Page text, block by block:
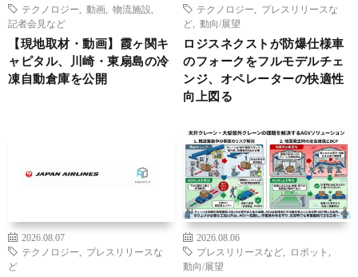
テクノロジー
動画 物流施設
記者会見など
【現地取材・動画】霞ヶ関キ
ャピタル、川崎・東扇島の冷
凍自動倉庫を公開
テクノロジー
プレスリリースな
ど
動向/展望
ロジスネクストが防爆仕様車
のフォークをフルモデルチェ
ンジ、オペレーターの快適性
向上図る
2026.08.07
テクノロジー
プレスリリースな
ど
2026.08.06
プレスリリースなど
ロボット
動向/展望